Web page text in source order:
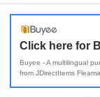
Click here for
Buyee - A multilingual
from JDirectItems